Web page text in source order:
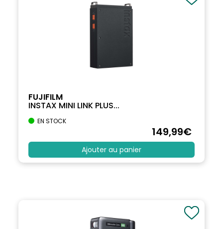
FUJIFILM
INSTAX MINI LINK PLUS...
EN STOCK
149,99€
Ajouter au panier